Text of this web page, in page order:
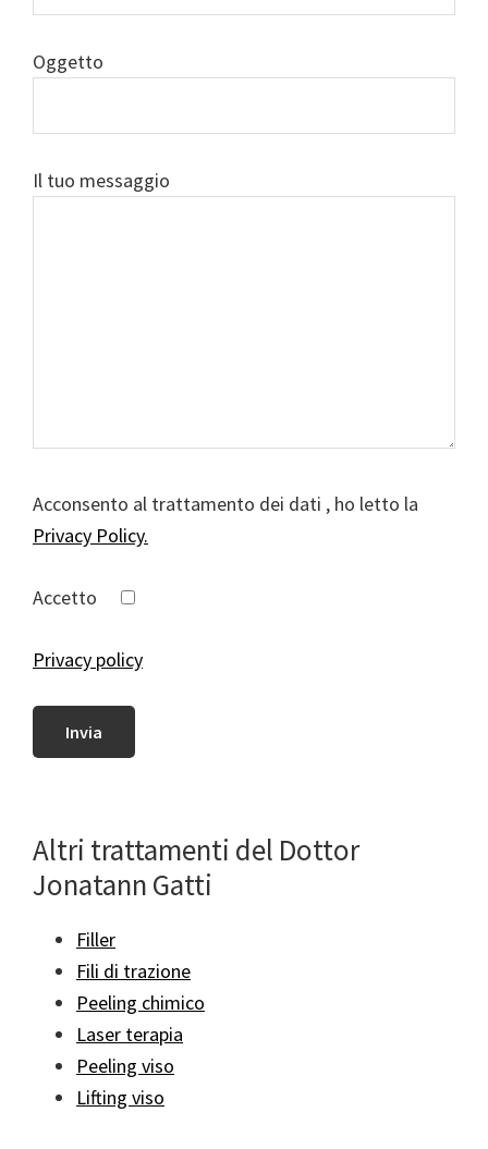
Oggetto
Il tuo messaggio
Acconsento al trattamento dei dati , ho letto la
Privacy Policy.
Accetto
Privacy policy
Altri trattamenti del Dottor
Jonatann Gatti
Filler
Fili di trazione
Peeling chimico
Laser terapia
Peeling viso
Lifting viso